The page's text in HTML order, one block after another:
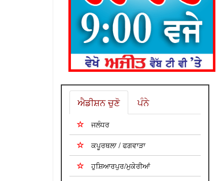
ਐਡੀਸ਼ਨ ਚੁਣੋ ਪੰਨੇ
ਜਲੰਧਰ
ਕਪੂਰਥਲਾ / ਫਗਵਾੜਾ
ਹੁਸ਼ਿਆਰਪੁਰ/ਮੁਕੇਰੀਆਂ